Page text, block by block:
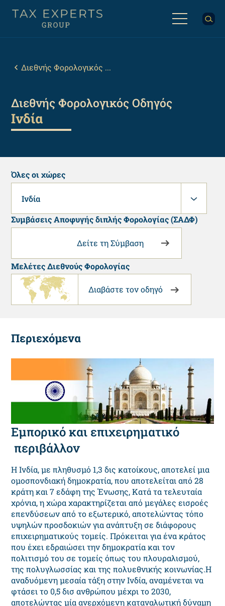
προς
Breadcrumb
Διεθνής Φορολογικός ...
Διεθνής Φορολογικός Οδηγός
Ινδία
Όλες οι χώρες
Ινδία
Συμβάσεις Αποφυγής διπλής Φορολογίας (ΣΑΔΦ)
Δείτε τη Σύμβαση
Μελέτες Διεθνούς Φορολογίας
Διαβάστε τον οδηγό
Εμπορικό και επιχειρηματικό
περιβάλλον
Η Ινδία, με πληθυσμό 1,3 δις κατοίκους, αποτελεί μια
ομοσπονδιακή δημοκρατία, που αποτελείται από 28
κράτη και 7 εδάφη της Ένωσης, Κατά τα τελευταία
χρόνια, η χώρα χαρακτηρίζεται από μεγάλες εισροές
επενδύσεων από το εξωτερικό, αποτελώντας τόπο
υψηλών προσδοκιών για ανάπτυξη σε διάφορους
επιχειρηματικούς τομείς. Πρόκειται για ένα κράτος
που έχει εδραιώσει την δημοκρατία και τον
πολιτισμό του σε τομείς όπως του πλουραλισμού,
της πολυγλωσσίας και της πολυεθνικής κοινωνίας.Η
αναδυόμενη μεσαία τάξη στην Ινδία, αναμένεται να
φτάσει το 0,5 δισ ανθρώπου μέχρι το 2030,
αποτελώντας μία ανερχόμενη καταναλωτική δύναμη
Περιεχόμενα